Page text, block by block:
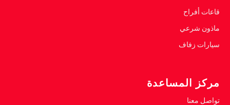
قاعات أفراح
ماذون شرعي
سيارات زفاف
مركز المساعدة
تواصل معنا